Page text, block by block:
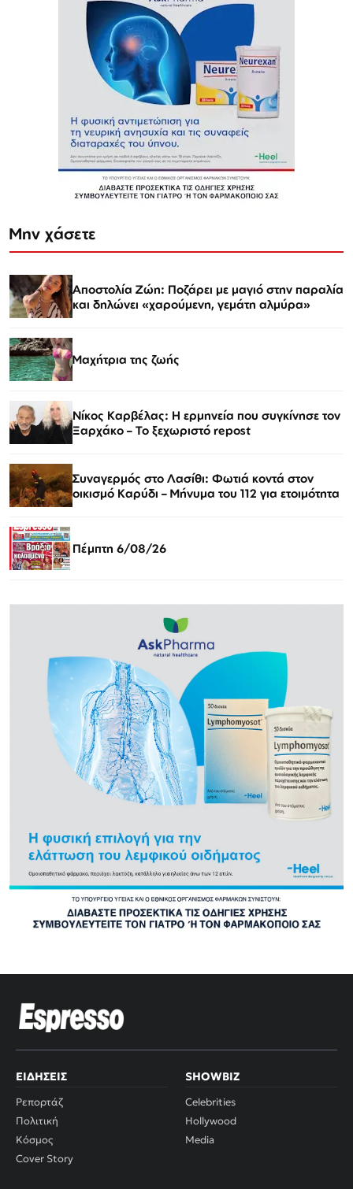
Μην χάσετε
Αποστολία Ζώη: Ποζάρει με μαγιό στην παραλία
και δηλώνει «χαρούμενη, γεμάτη αλμύρα»
Μαχήτρια της ζωής
Νίκος Καρβέλας: Η ερμηνεία που συγκίνησε τον
Ξαρχάκο – Το ξεχωριστό repost
Συναγερμός στο Λασίθι: Φωτιά κοντά στον
οικισμό Καρύδι – Μήνυμα του 112 για ετοιμότητα
Πέμπτη 6/08/26
ΕΙΔΉΣΕΙΣ
Ρεπορτάζ
Πολιτική
Κόσμος
Cover Story
SHOWBIZ
Celebrities
Hollywood
Media